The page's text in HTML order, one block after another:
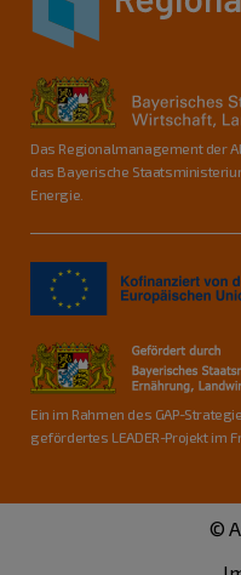
Das Regionalmanagement der
das Bayerische
Energie.
Ein im Rahmen des GAP-
gefördertes LEADER-Projekt im
©